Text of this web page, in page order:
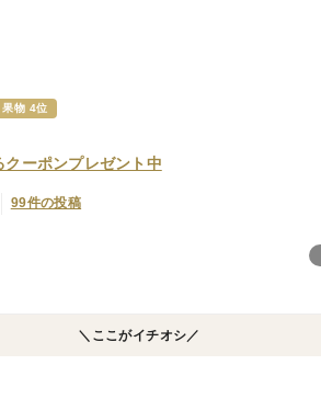
物 4位
クーポンプレゼント中
99件の投稿
＼ここがイチオシ／